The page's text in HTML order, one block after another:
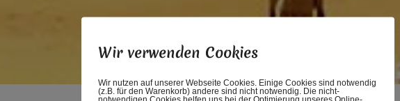
Wir verwenden Cookies
Wir nutzen auf unserer Webseite Cookies. Einige Cookies sind notwendig
(z.B. für den Warenkorb) andere sind nicht notwendig. Die nicht-
notwendigen Cookies helfen uns bei der Optimierung unseres Online-